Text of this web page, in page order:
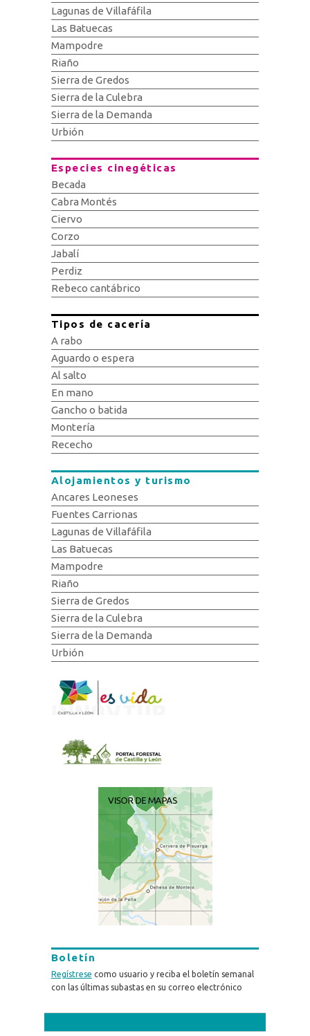
Lagunas de Villafáfila
Las Batuecas
Mampodre
Riaño
Sierra de Gredos
Sierra de la Culebra
Sierra de la Demanda
Urbión
Especies cinegéticas
Becada
Cabra Montés
Ciervo
Corzo
Jabalí
Perdiz
Rebeco cantábrico
Tipos de cacería
A rabo
Aguardo o espera
Al salto
En mano
Gancho o batida
Montería
Rececho
Alojamientos y turismo
Ancares Leoneses
Fuentes Carrionas
Lagunas de Villafáfila
Las Batuecas
Mampodre
Riaño
Sierra de Gredos
Sierra de la Culebra
Sierra de la Demanda
Urbión
Boletín
Regístrese como usuario y reciba el boletín semanal
con las últimas subastas en su correo electrónico